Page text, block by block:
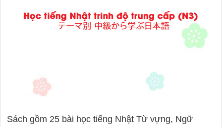
Sách gồm 25 bài học tiếng Nhật Từ vựng, Ngữ